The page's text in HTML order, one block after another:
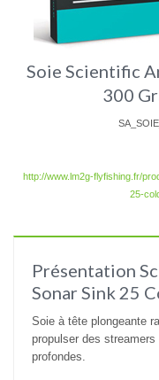
Soie Scientific
300
http://www.lm2g-flyfishing.fr/
25-
Présentation
Sonar Sink 25
Soie à tête plongeante
propulser des
profondes.